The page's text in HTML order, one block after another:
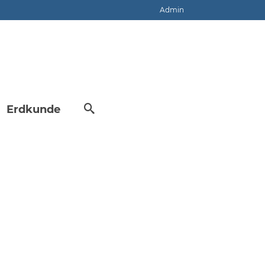
Admin
Erdkunde